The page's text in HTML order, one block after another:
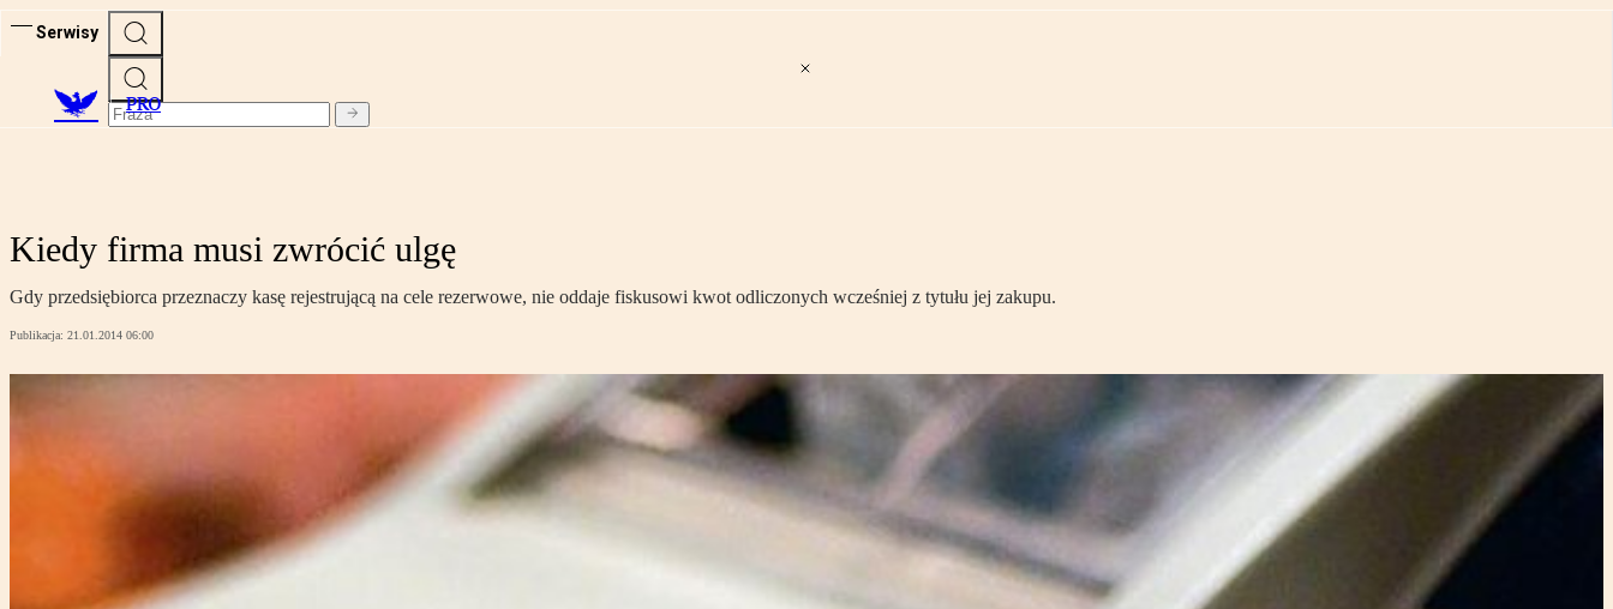
Serwisy
PRO
Kiedy firma musi zwrócić ulgę
Gdy przedsiębiorca przeznaczy kasę rejestrującą na cele rezerwowe, nie oddaje fiskusowi kwot odliczonych wcześniej z tytułu jej zakupu.
Publikacja: 21.01.2014 06:00